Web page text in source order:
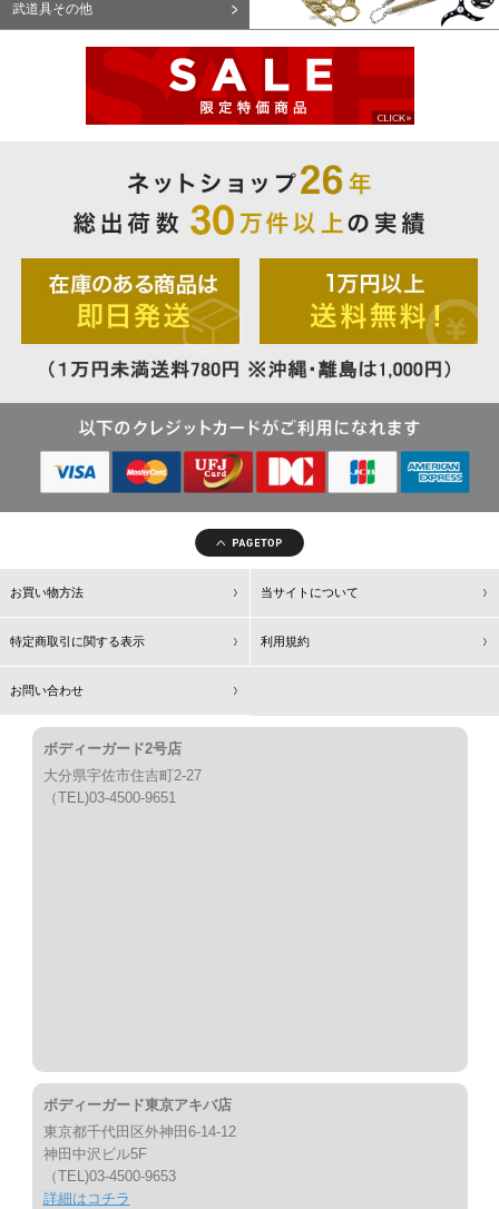
武道具その他
お買い物方法 当サイトについて
特定商取引に関する表示 利用規約
お問い合わせ
ボディーガード2号店
大分県宇佐市住吉町2-27
（TEL)03-4500-9651
ボディーガード東京アキバ店
東京都千代田区外神田6-14-12
神田中沢ビル5F
（TEL)03-4500-9653
詳細はコチラ